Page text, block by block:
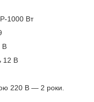
1000 Вт
В
12 В
220 В — 2 роки.